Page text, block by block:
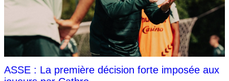
ASSE : La première décision forte imposée aux